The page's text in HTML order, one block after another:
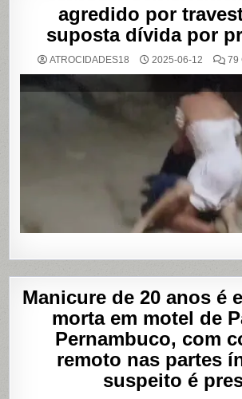
agredido por
suposta dívida por
ATROCIDADES18 2025-06-12 79
Manicure de 20 anos é
morta em motel de
Pernambuco, com
remoto nas partes
suspeito é